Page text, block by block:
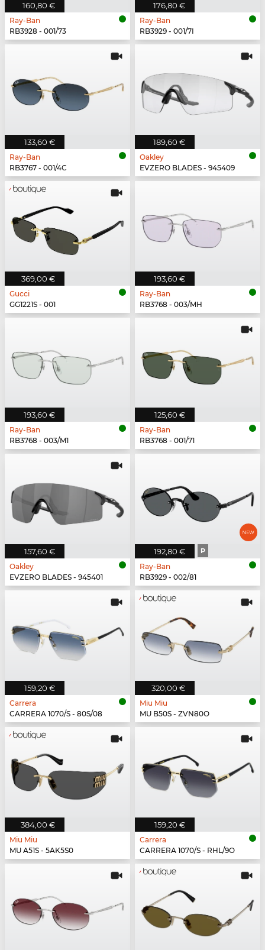
160,80 €
Ray-Ban
RB3928 - 001/73
176,80 €
Ray-Ban
RB3929 - 001/7I
133,60 €
Ray-Ban
RB3767 - 001/4C
189,60 €
Oakley
EVZERO BLADES - 945409
369,00 €
Gucci
GG1221S - 001
193,60 €
Ray-Ban
RB3768 - 003/MH
193,60 €
Ray-Ban
RB3768 - 003/M1
125,60 €
Ray-Ban
RB3768 - 001/71
157,60 €
Oakley
EVZERO BLADES - 945401
192,80 € P
Ray-Ban
RB3929 - 002/81
159,20 €
Carrera
CARRERA 1070/S - 80S/08
320,00 €
Miu Miu
MU B50S - ZVN80O
384,00 €
Miu Miu
MU A51S - 5AK5S0
159,20 €
Carrera
CARRERA 1070/S - RHL/9O